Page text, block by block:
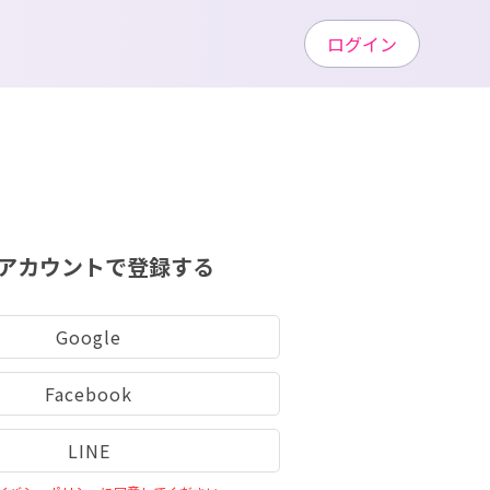
カウントで登録する
Google
Facebook
LINE
ログイン